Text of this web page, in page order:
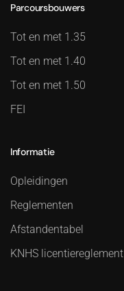
Parcoursbouwers
Tot en met 1.35
Tot en met 1.40
Tot en met 1.50
FEI
Informatie
Opleidingen
Reglementen
Afstandentabel
KNHS licentiereglement